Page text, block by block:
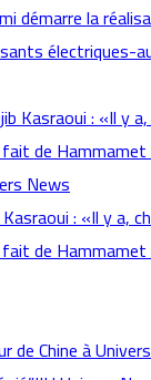
démarre la
électriques-
: «Il y a,
de